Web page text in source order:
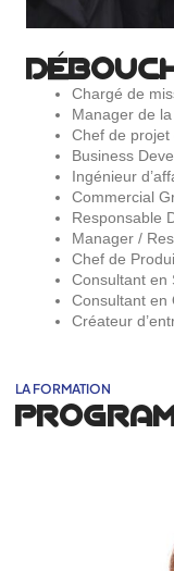
Chargé de
Manager de
Chef de projet
Business
Ingénieur
Commercial
Responsable
Manager /
Chef de
Consultant en
Consultant en
Créateur
LA FORMATION